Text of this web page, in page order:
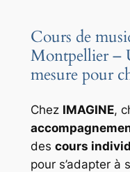
Cours de
Montpellier –
mesure pour
Chez IMAGINE,
des cours
pour s’adapter à